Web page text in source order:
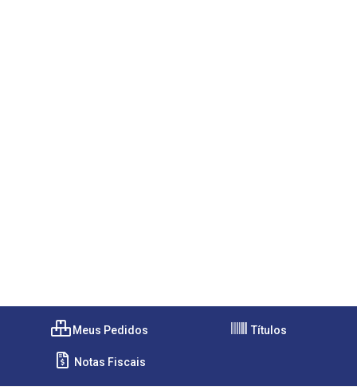
Meus Pedidos Títulos
Notas Fiscais